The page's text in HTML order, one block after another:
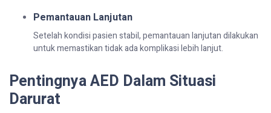
Pemantauan Lanjutan
Setelah kondisi pasien stabil, pemantauan lanjutan dilakukan
untuk memastikan tidak ada komplikasi lebih lanjut.
Pentingnya AED Dalam Situasi
Darurat